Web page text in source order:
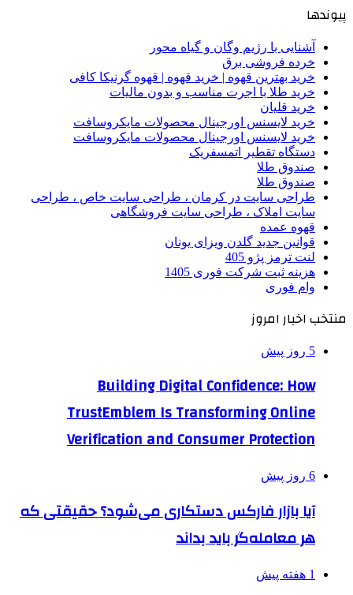
پیوندها
آشنایی با رژیم وگان و گیاه محور
خرده فروشی برق
خرید بهترین قهوه | خرید قهوه | قهوه گرنیکا کافی
خرید طلا با اجرت مناسب و بدون مالیات
خرید قلیان
خرید لایسنس اورجینال محصولات مایکروسافت
خرید لایسنس اورجینال محصولات مایکروسافت
دستگاه تقطیر اتمسفریک
صندوق طلا
صندوق طلا
طراحی سایت در کرمان ، طراحی سایت خاص ، طراحی
سایت املاک ، طراحی سایت فروشگاهی
قهوه عمده
قوانین جدید گلدن ویزای یونان
لنت ترمز پژو 405
هزینه ثبت شرکت فوری 1405
وام فوری
منتخب اخبار امروز
5 روز پیش
Building Digital Confidence: How
TrustEmblem Is Transforming Online
Verification and Consumer Protection
6 روز پیش
آیا بازار فارکس دستکاری می‌شود؟ حقیقتی که
هر معامله‌گر باید بداند
1 هفته پیش